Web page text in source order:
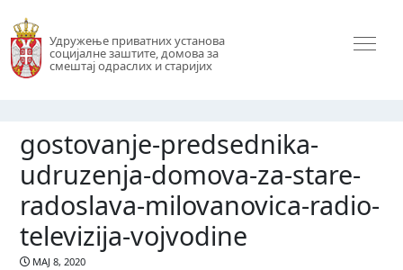
Удружење приватних установа
социјалне заштите, домова за
смештај одраслих и старијих
gostovanje-predsednika-
udruzenja-domova-za-stare-
radoslava-milovanovica-radio-
televizija-vojvodine
МАЈ 8, 2020